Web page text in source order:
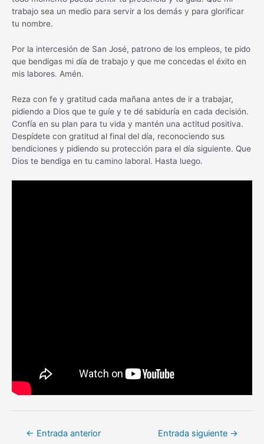
trabajo sea un medio para servir a los demás y para glorificar
tu nombre.
Por la intercesión de San José, patrono de los empleos, te pido
que bendigas mi día de trabajo y que me concedas el éxito en
mis labores. Amén.
Reza con fe y gratitud cada mañana antes de ir a trabajar,
pidiendo a Dios que te guíe y te dé sabiduría en cada decisión.
Confía en su plan para tu vida y mantén una actitud positiva.
Despídete con gratitud al final del día, reconociendo sus
bendiciones y pidiendo su protección para el día siguiente. Que
Dios te bendiga en tu camino laboral. Hasta luego.
Navegación
← Entrada anterior Entrada siguiente →